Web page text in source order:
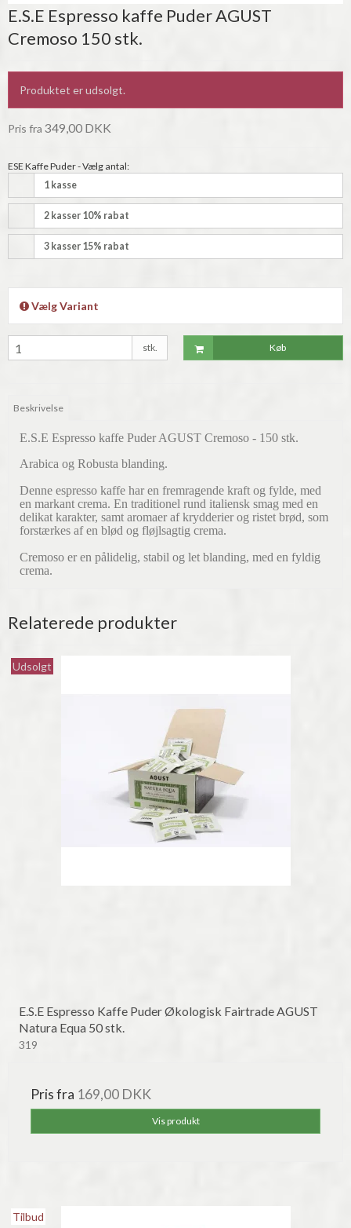
E.S.E Espresso kaffe Puder AGUST
Cremoso 150 stk.
Produktet er udsolgt.
Pris fra 349,00 DKK
ESE Kaffe Puder - Vælg antal:
1 kasse
2 kasser 10% rabat
3 kasser 15% rabat
Vælg Variant
stk. Køb
Beskrivelse
E.S.E Espresso kaffe Puder AGUST Cremoso - 150 stk.
Arabica og Robusta blanding.
Denne espresso kaffe har en fremragende kraft og fylde, med
en markant crema. En traditionel rund italiensk smag med en
delikat karakter, samt aromaer af krydderier og ristet brød, som
forstærkes af en blød og fløjlsagtig crema.
Cremoso er en pålidelig, stabil og let blanding, med en fyldig
crema.
Relaterede produkter
Udsolgt
E.S.E Espresso Kaffe Puder Økologisk Fairtrade AGUST
Natura Equa 50 stk.
319
Pris fra 169,00 DKK
Vis produkt
Tilbud